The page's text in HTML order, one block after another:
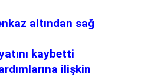
altından sağ
kaybetti
ilişkin